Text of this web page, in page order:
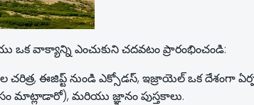
ఒక వాక్యాన్ని ఎంచుకుని చదవటం ప్రారంభించండి:
ఈజిప్ట్ నుండి ఎక్సోడస్, ఇజ్రాయెల్ ఒక దేశంగా
మాట్లాడారో), మరియు జ్ఞానం పుస్తకాలు.